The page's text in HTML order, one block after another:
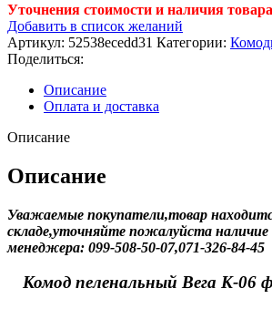
Уточнения стоимости и наличия товара
Добавить в список желаний
Артикул: 52538ecedd31 Категории:
Поделиться:
Описание
Оплата и доставка
Описание
Описание
Уважаемые покупатели,товар
складе,уточняйте пожалуйста наличие
менеджера: 099-508-50-07,071-326-84-45
Комод пеленальный Вега К-06